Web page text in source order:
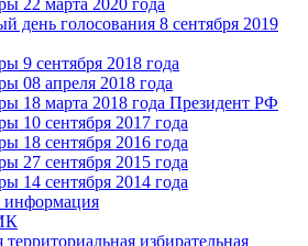
22 марта 2020 года
день голосования 8 сентября 2019
9 сентября 2018 года
08 апреля 2018 года
18 марта 2018 года Президент РФ
10 сентября 2017 года
18 сентября 2016 года
27 сентября 2015 года
14 сентября 2014 года
информация
избирательная